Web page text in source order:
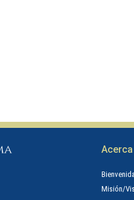
Acerca
Bienvenida
Misión/